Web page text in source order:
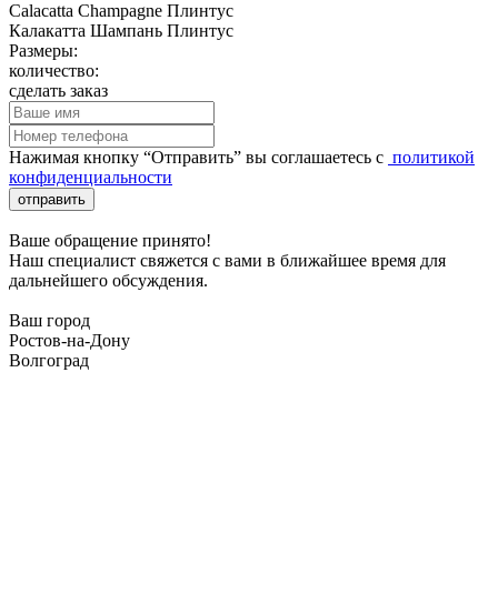
Calacatta Champagne Плинтус
Калакатта Шампань Плинтус
Размеры:
количество:
сделать заказ
Нажимая кнопку “Отправить” вы соглашаетесь с политикой
конфиденциальности
отправить
Ваше обращение принято!
Наш специалист свяжется с вами в ближайшее время для
дальнейшего обсуждения.
Ваш город
Ростов-на-Дону
Волгоград